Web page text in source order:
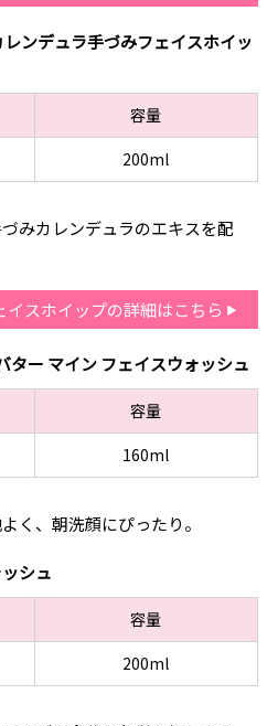
ンデュラ手づみフェイスホイッ
容量
200ml
みカレンデュラのエキスを配
スホイップの詳細はこちら
ター マイン フェイスウォッシュ
容量
160ml
く、朝洗顔にぴったり。
シュ
容量
200ml